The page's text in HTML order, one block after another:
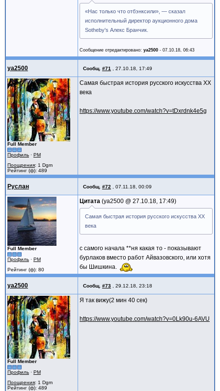
«Нас только что отбэнксили», — сказал
исполнительный директор аукционного дома
Sotheby's Алекс Бранчик.
Сообщение отредактировано: ya2500 - 07.10.18, 06:43
ya2500 Сообщ. #71 27.10.18, 17:49
Full Member
Профиль · PM
Поощрения: 1 Dgm
Рейтинг (ф): 489
Самая быстрая история русского искусства XX
века
https://www.youtube.com/watch?v=tDxrdnk4e5g
Руслан Сообщ. #72 07.11.18, 00:09
Full Member
Профиль · PM
Рейтинг (ф): 80
Цитата ya2500 @ 27.10.18, 17:49
Самая быстрая история русского искусства XX
века
с самого начала **ня какая то - показывают
бурлаков вместо работ Айвазовского, или хотя
бы Шишкина.
ya2500 Сообщ. #73 29.12.18, 23:18
Full Member
Профиль · PM
Поощрения: 1 Dgm
Рейтинг (ф): 489
Я так вижу(2 мин 40 сек)
https://www.youtube.com/watch?v=0Lk90u-6AVU